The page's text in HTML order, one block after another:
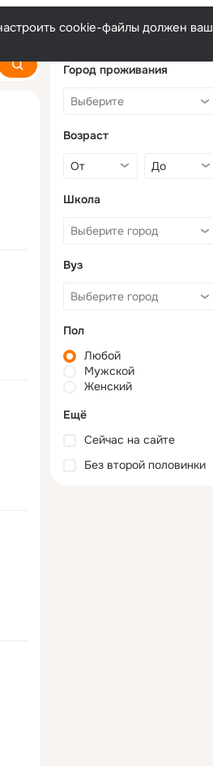
cookie-файлы должен ваш
Город проживания
Возраст
Школа
Вуз
Пол
Любой
Мужской
Женский
Ещё
Сейчас на сайте
Без второй половинки